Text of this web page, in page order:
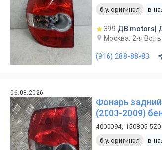
б.у. оригинал
в
399 ДВ motors|
Москва, 2-я
(916) 288-88-83
06.08.2026
Фонарь
(2003-2009)
4000094, 150805
б.у. оригинал
в